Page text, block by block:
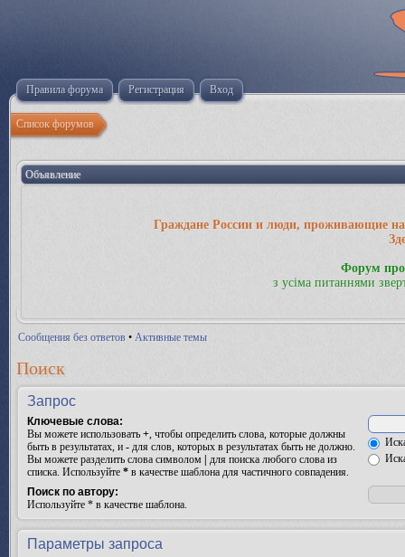
Правила форума Регистрация Вход
Список форумов
Объявление
Граждане России и люди, проживающие на
Форум
з усіма питаннями
Сообщения без ответов • Активные темы
Поиск
Запрос
Ключевые слова:
Вы можете использовать +, чтобы определить слова, которые должны
быть в результатах, и - для слов, которых в результатах быть не должно.
Вы можете разделить слова символом
для поиска любого слова из
списка. Используйте * в качестве шаблона для частичного совпадения.
Поиск по автору:
Используйте * в качестве шаблона.
Параметры запроса